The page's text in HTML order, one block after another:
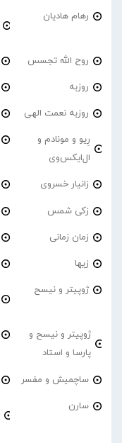
رهام هادیان
روح الله تجسس
روزبه
روزبه نعمت الهی
رِیو و مونادم و
ال‌ایکس‌وی
زانیار خسروی
زکی شمس
زمان زمانی
زیها
ژوپیتر و نیسح
ژوپیتر و نیسح و
پارسا و استاد
ساچمیش و مفسر
سارن